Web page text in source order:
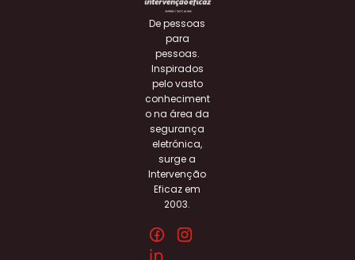
De pessoas
para
pessoas.
Inspirados
pelo vasto
conheciment
o na área da
segurança
eletrónica,
surge a
Intervenção
Eficaz em
2003.